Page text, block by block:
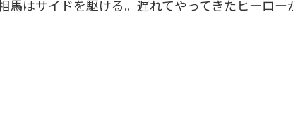
はサイドを駆ける。遅れてやってきたヒーロー